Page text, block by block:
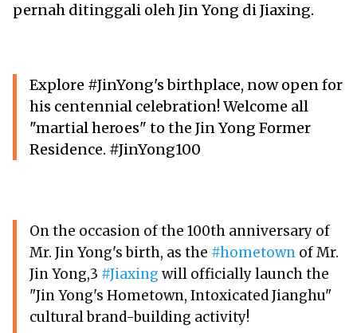
pernah ditinggali oleh Jin Yong di Jiaxing.
Explore #JinYong's birthplace, now open for
his centennial celebration! Welcome all
"martial heroes" to the Jin Yong Former
Residence. #JinYong100
On the occasion of the 100th anniversary of
Mr. Jin Yong's birth, as the #hometown of Mr.
Jin Yong,3 #Jiaxing will officially launch the
"Jin Yong's Hometown, Intoxicated Jianghu"
cultural brand-building activity!